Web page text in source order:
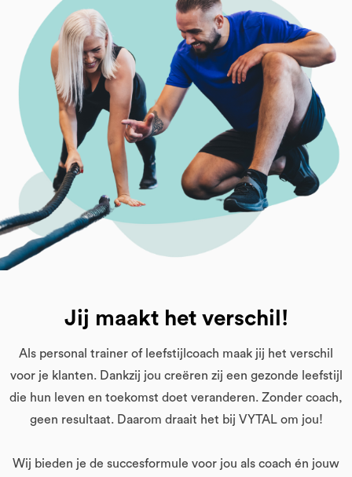
Jij maakt het verschil!
Als personal trainer of leefstijlcoach maak jij het verschil
voor je klanten. Dankzij jou creëren zij een gezonde leefstijl
die hun leven en toekomst doet veranderen. Zonder coach,
geen resultaat. Daarom draait het bij VYTAL om jou!
Wij bieden je de succesformule voor jou als coach én jouw